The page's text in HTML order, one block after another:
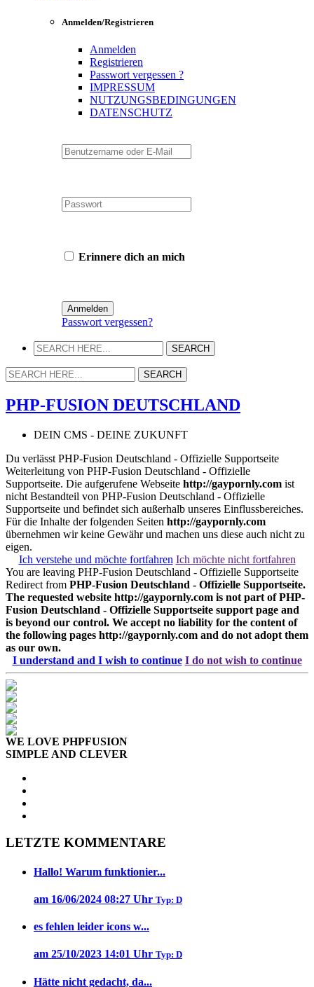
Anmelden/Registrieren
Anmelden
Registrieren
Passwort vergessen ?
IMPRESSUM
NUTZUNGSBEDINGUNGEN
DATENSCHUTZ
Erinnere dich an mich
Passwort vergessen?
PHP-FUSION DEUTSCHLAND
DEIN CMS - DEINE ZUKUNFT
Du verlässt PHP-Fusion Deutschland - Offizielle Supportseite
Weiterleitung von PHP-Fusion Deutschland - Offizielle
Supportseite. Die aufgerufene Webseite http://gaypornly.com ist
nicht Bestandteil von PHP-Fusion Deutschland - Offizielle
Supportseite und befindet sich außerhalb unseres Einflussbereiches.
Für die Inhalte der folgenden Seiten http://gaypornly.com
übernehmen wir keine Gewähr und machen uns diese auch nicht zu
eigen.
Ich verstehe und möchte fortfahren Ich möchte nicht fortfahren
You are leaving PHP-Fusion Deutschland - Offizielle Supportseite
Redirect from PHP-Fusion Deutschland - Offizielle Supportseite.
The requested website http://gaypornly.com is not part of PHP-
Fusion Deutschland - Offizielle Supportseite support page and
is beyond our control. We accept no liability for the content of
the following pages http://gaypornly.com and do not adopt them
as our own.
I understand and I wish to continue I do not wish to continue
WE LOVE PHPFUSION
SIMPLE AND CLEVER
LETZTE KOMMENTARE
Hallo! Warum funktionier...
am 16/06/2024 08:27 Uhr Typ: D
es fehlen leider icons w...
am 25/10/2023 14:01 Uhr Typ: D
Hätte nicht gedacht, da...